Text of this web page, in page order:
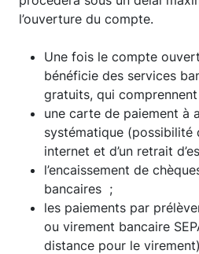
l’ouverture du compte.
Une fois le compte
bénéficie des services
gratuits, qui
une carte de paiement à
systématique (possibilité
internet et d’un retrait
l’encaissement de
bancaires ;
les paiements par
ou virement bancaire
distance pour le